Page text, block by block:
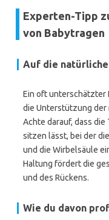
Experten-Tipp
von Babytragen
Auf die
Ein oft unterschätzter
die Unterstützung der
Achte darauf, dass die
sitzen lässt, bei der
und die Wirbelsäule
Haltung fördert die
und des Rückens.
Wie du davon